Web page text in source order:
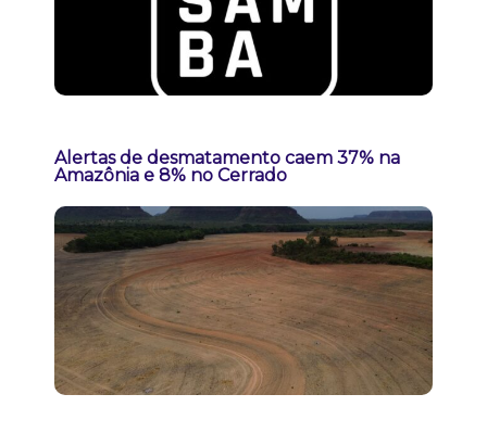
Alertas de desmatamento caem 37% na
Amazônia e 8% no Cerrado